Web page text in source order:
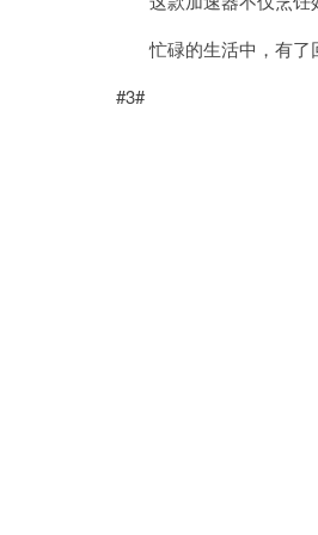
忙碌的生活中，有了
#3#